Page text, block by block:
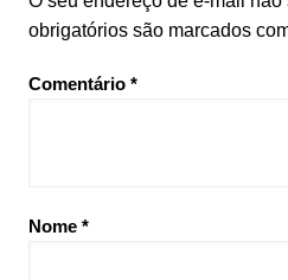
obrigatórios são marcados
Comentário *
Nome *